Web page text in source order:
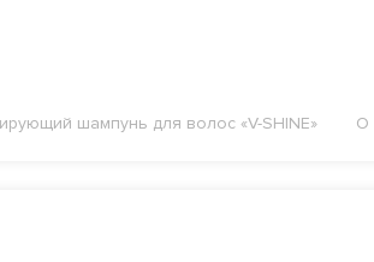
шампунь для волос «V-SHINE» О